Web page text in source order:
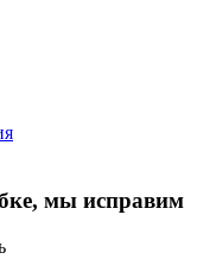
мы исправим